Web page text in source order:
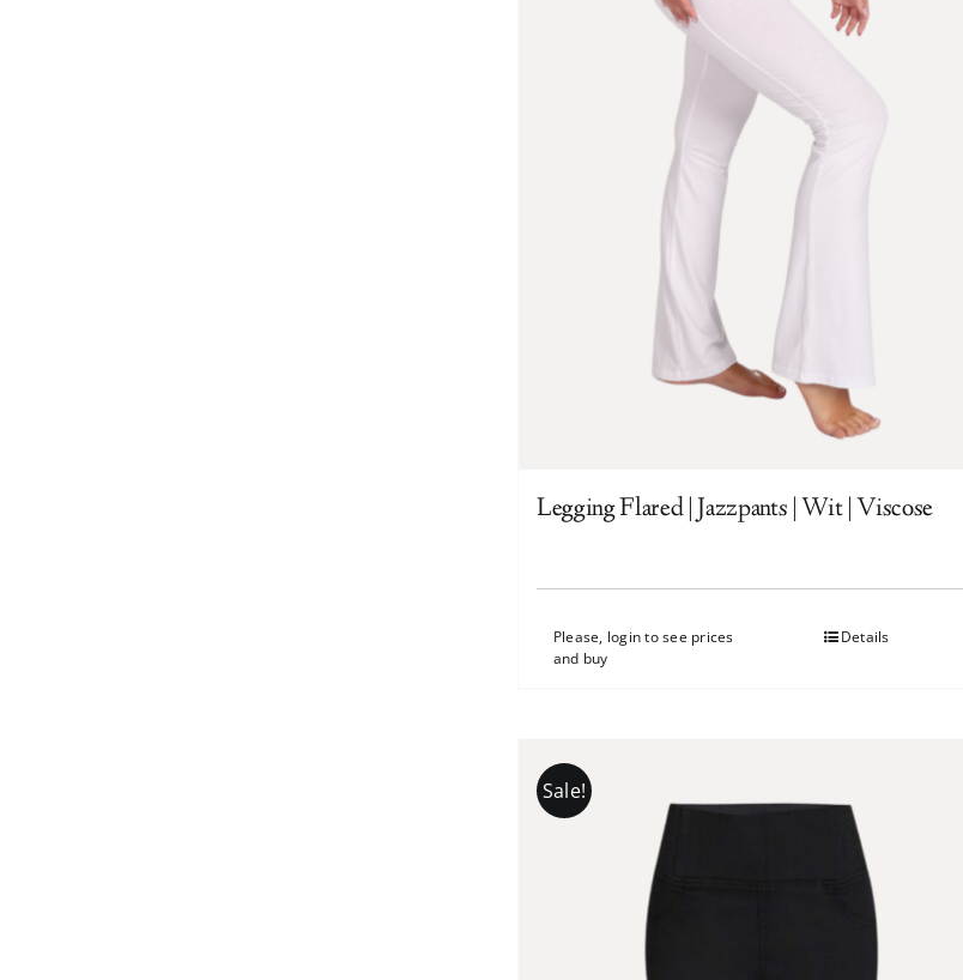
Legging Flared | Jazzpants | Wit | Viscose
Please, login to see prices
and buy
Details
Sale!